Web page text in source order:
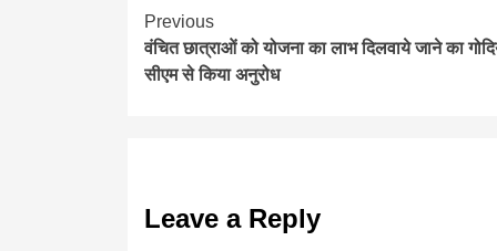
Continue
Reading
Previous
वंचित छात्राओं को योजना का लाभ दिलवाये जाने का
सीएम से किया अनुरोध
Leave a Reply